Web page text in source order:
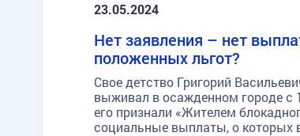
23.05.2024
Нет заявления – нет
положенных льгот?
Свое детство Григорий
выживал в осажденном городе с
его признали «Жителем
социальные выплаты, о которых